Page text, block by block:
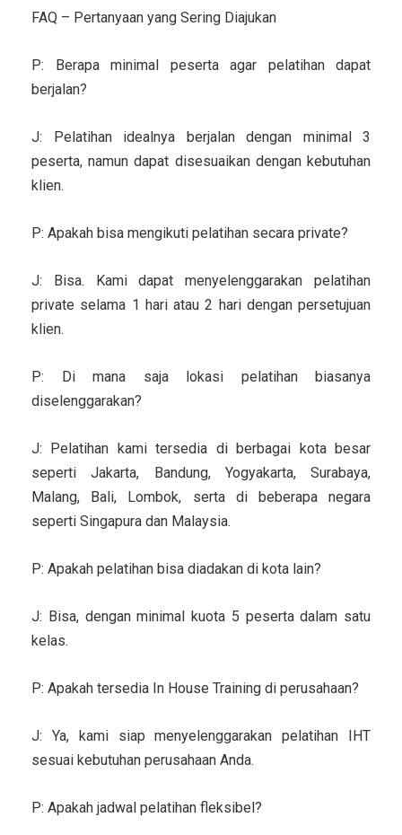
FAQ – Pertanyaan yang Sering Diajukan
P: Berapa minimal peserta agar pelatihan dapat
berjalan?
J: Pelatihan idealnya berjalan dengan minimal 3
peserta, namun dapat disesuaikan dengan kebutuhan
klien.
P: Apakah bisa mengikuti pelatihan secara private?
J: Bisa. Kami dapat menyelenggarakan pelatihan
private selama 1 hari atau 2 hari dengan persetujuan
klien.
P: Di mana saja lokasi pelatihan biasanya
diselenggarakan?
J: Pelatihan kami tersedia di berbagai kota besar
seperti Jakarta, Bandung, Yogyakarta, Surabaya,
Malang, Bali, Lombok, serta di beberapa negara
seperti Singapura dan Malaysia.
P: Apakah pelatihan bisa diadakan di kota lain?
J: Bisa, dengan minimal kuota 5 peserta dalam satu
kelas.
P: Apakah tersedia In House Training di perusahaan?
J: Ya, kami siap menyelenggarakan pelatihan IHT
sesuai kebutuhan perusahaan Anda.
P: Apakah jadwal pelatihan fleksibel?